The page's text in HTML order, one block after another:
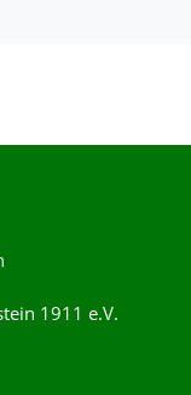
1911 e.V.